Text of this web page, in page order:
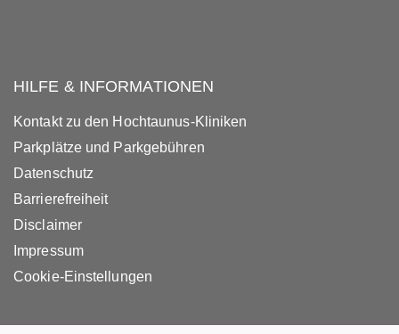
HILFE & INFORMATIONEN
Kontakt zu den Hochtaunus-Kliniken
Parkplätze und Parkgebühren
Datenschutz
Barrierefreiheit
Disclaimer
Impressum
Cookie-Einstellungen